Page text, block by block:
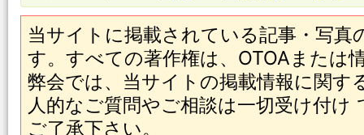
当サイトに掲載されている記事・写真
す。すべての著作権は、OTOAまたは
弊会では、当サイトの掲載情報に関す
人的なご質問やご相談は一切受け付
ご了承下さい。